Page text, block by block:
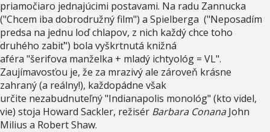
priamočiaro jednajúcimi postavami. Na radu Zannucka
("Chcem iba dobrodružný film") a Spielberga ("Neposadím
predsa na jednu loď chlapov, z nich každý chce toho
druhého zabiť") bola vyškrtnutá knižná
aféra "šerifova manželka + mladý ichtyológ = VL".
Zaujímavosťou je, že za mrazivý ale zároveň krásne
zahraný (a reálny!), každopádne však
určite nezabudnuteľný "Indianapolis monológ" (kto videl,
vie) stoja Howard Sackler, režisér Barbara ConanaJohn
Milius a Robert Shaw.